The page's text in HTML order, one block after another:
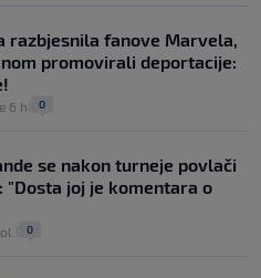
razbjesnila fanove Marvela,
promovirali deportacije:
6 h 0
se nakon turneje povlači
"Dosta joj je komentara o
0